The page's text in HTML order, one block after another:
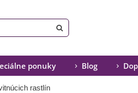
ponuky Blog
rastlín